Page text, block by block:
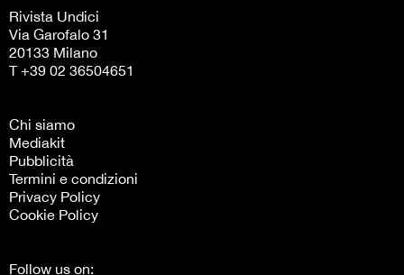
Rivista Undici
Via Garofalo 31
20133 Milano
T +39 02 36504651
Chi siamo
Mediakit
Pubblicità
Termini e condizioni
Privacy Policy
Cookie Policy
Follow us on: